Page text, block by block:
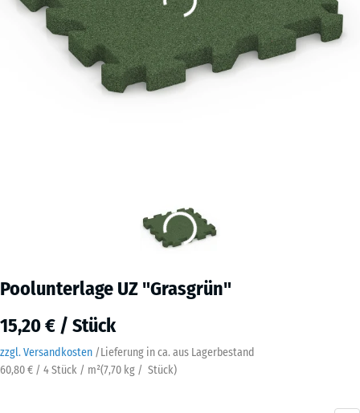
Poolunterlage UZ "Grasgrün"
15,20 € / Stück
zzgl. Versandkosten /Lieferung in ca. aus Lagerbestand
60,80 € / 4 Stück / m²(7,70 kg / Stück)